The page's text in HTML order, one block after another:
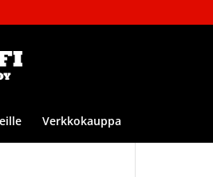
Verkkokauppa